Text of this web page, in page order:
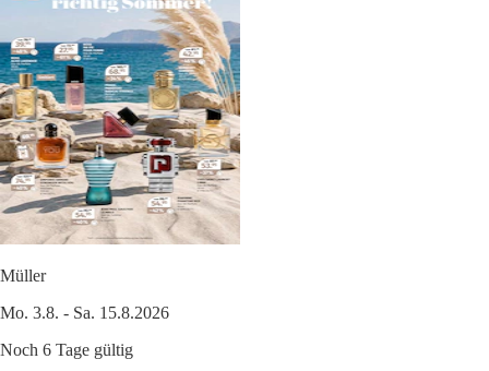
Müller
Mo. 3.8. - Sa. 15.8.2026
Noch 6 Tage gültig